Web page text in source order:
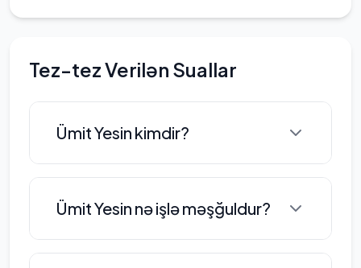
Tez-tez Verilən Suallar
Ümit Yesin kimdir?
Ümit Yesin, 28 yanvar 1954-cü il
tarixində Ankarada anadan olub.
1964-cü ildən etibarən ailəsi ilə
Ümit Yesin nə işlə məşğuldur?